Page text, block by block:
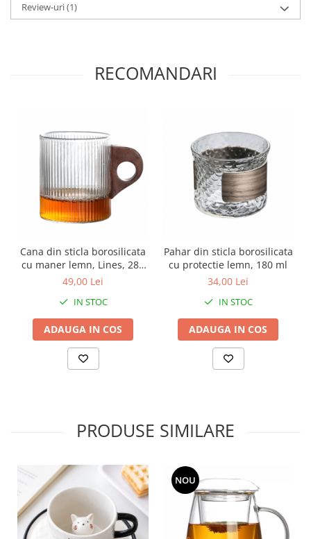
Review-uri(1)
RECOMANDARI
Cana din sticla borosilicata
cu maner lemn, Lines, 280
ml
49,00 Lei
IN STOC
ADAUGA IN COS
Pahar din sticla borosilicata
cu protectie lemn, 180 ml
34,00 Lei
IN STOC
ADAUGA IN COS
PRODUSE SIMILARE
NOU